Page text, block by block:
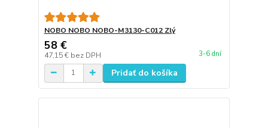
NOBO NOBO NOBO-M3130-C012 Zlý
58 €
47,15 € bez DPH 3-6 dní
Pridať do košíka